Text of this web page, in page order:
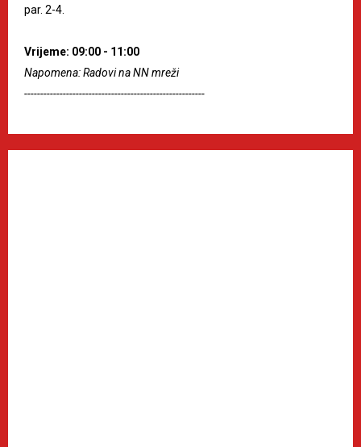
par. 2-4.
Vrijeme: 09:00 - 11:00
Napomena: Radovi na NN mreži
--------------------------------------------------------